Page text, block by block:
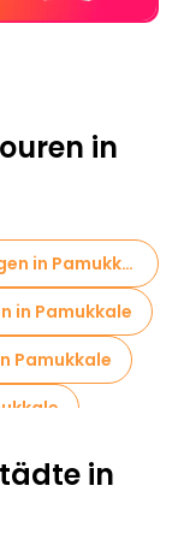
in
Historische kostenlose Stadtführungen in Pamukkale
in Pamukkale
Pamukkale
in